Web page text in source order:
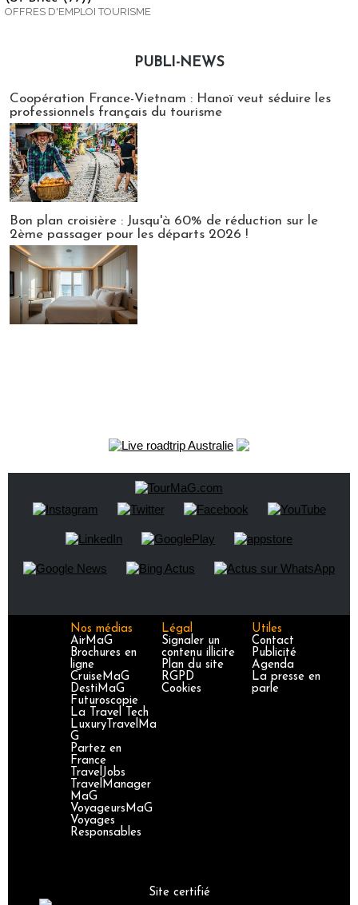
OFFRES D'EMPLOI TOURISME
PUBLI-NEWS
Coopération France-Vietnam : Hanoï veut séduire les
professionnels français du tourisme
Bon plan croisière : Jusqu'à 60% de réduction sur le
2ème passager pour les départs 2026 !
Nos médias
AirMaG
Brochures en
ligne
CruiseMaG
DestiMaG
Futuroscopie
La Travel Tech
LuxuryTravelMa
G
Partez en
France
TravelJobs
TravelManager
MaG
VoyageursMaG
Voyages
Responsables
Légal
Signaler un
contenu illicite
Plan du site
RGPD
Cookies
Utiles
Contact
Publicité
Agenda
La presse en
parle
Site certifié